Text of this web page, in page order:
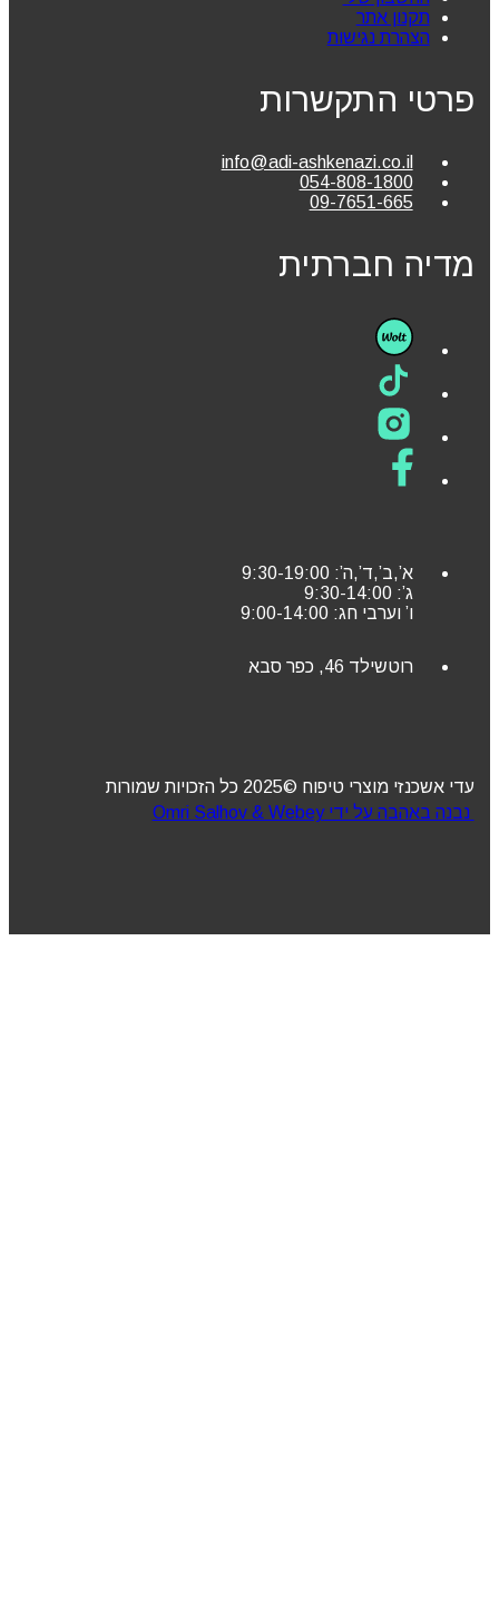
תקנון אתר
הצהרת נגישות
פרטי התקשרות
info@adi-ashkenazi.co.il
054-808-1800
09-7651-665
מדיה חברתית
א’,ב’,ד’,ה’: 9:30-19:00
ג’: 9:30-14:00
ו’ וערבי חג: 9:00-14:00
רוטשילד 46, כפר סבא
עדי אשכנזי מוצרי טיפוח ©2025 כל הזכויות שמורות
נבנה באהבה על ידי Omri Salhov & Webey